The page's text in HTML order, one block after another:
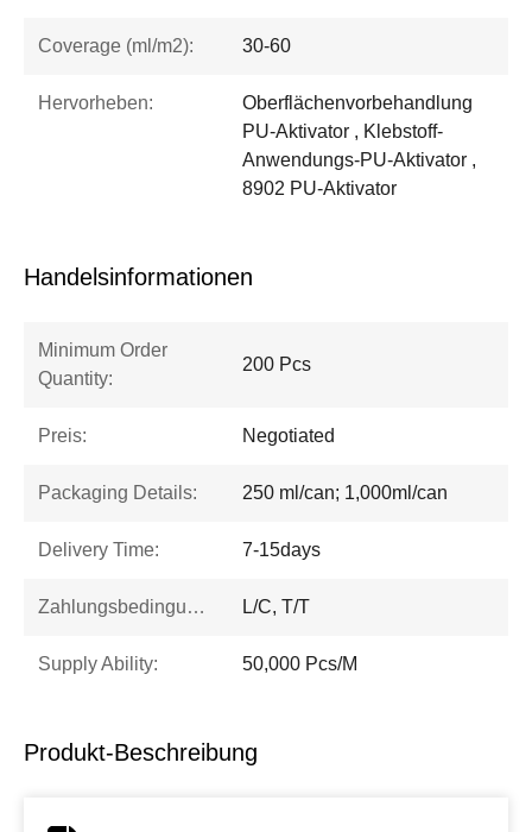
Coverage (ml/m2): 30-60
Hervorheben:
Oberflächenvorbehandlung
PU-Aktivator , Klebstoff-
Anwendungs-PU-Aktivator ,
8902 PU-Aktivator
Handelsinformationen
Minimum Order
Quantity:
200 Pcs
Preis: Negotiated
Packaging Details: 250 ml/can; 1,000ml/can
Delivery Time: 7-15days
Zahlungsbedingungen: L/C, T/T
Supply Ability: 50,000 Pcs/M
Produkt-Beschreibung